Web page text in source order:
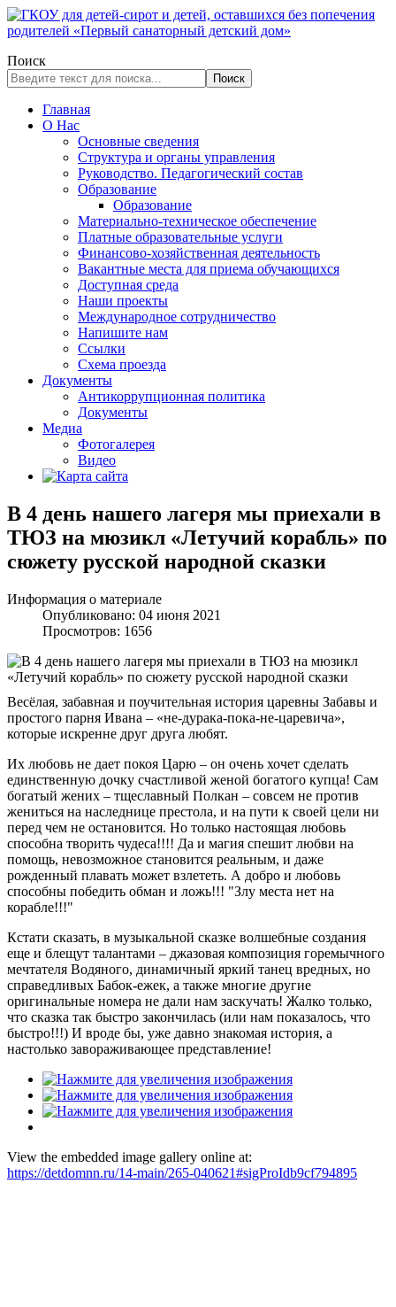
Поиск
Поиск
Главная
О Нас
Основные сведения
Структура и органы управления
Руководство. Педагогический состав
Образование
Образование
Материально-техническое обеспечение
Платные образовательные услуги
Финансово-хозяйственная деятельность
Вакантные места для приема обучающихся
Доступная среда
Наши проекты
Международное сотрудничество
Напишите нам
Ссылки
Схема проезда
Документы
Антикоррупционная политика
Документы
Медиа
Фотогалерея
Видео
В 4 день нашего лагеря мы приехали в
ТЮЗ на мюзикл «Летучий корабль» по
сюжету русской народной сказки
Информация о материале
Опубликовано: 04 июня 2021
Просмотров: 1656
Весёлая, забавная и поучительная история царевны Забавы и
простого парня Ивана – «не-дурака-пока-не-царевича»,
которые искренне друг друга любят.
Их любовь не дает покоя Царю – он очень хочет сделать
единственную дочку счастливой женой богатого купца! Сам
богатый жених – тщеславный Полкан – совсем не против
жениться на наследнице престола, и на пути к своей цели ни
перед чем не остановится. Но только настоящая любовь
способна творить чудеса!!!! Да и магия спешит любви на
помощь, невозможное становится реальным, и даже
рожденный плавать может взлететь. А добро и любовь
способны победить обман и ложь!!! "Злу места нет на
корабле!!!"
Кстати сказать, в музыкальной сказке волшебные создания
еще и блещут талантами – джазовая композиция горемычного
мечтателя Водяного, динамичный яркий танец вредных, но
справедливых Бабок-ежек, а также многие другие
оригинальные номера не дали нам заскучать! Жалко только,
что сказка так быстро закончилась (или нам показалось, что
быстро!!!) И вроде бы, уже давно знакомая история, а
настолько завораживающее представление!
View the embedded image gallery online at:
https://detdomnn.ru/14-main/265-040621#sigProIdb9cf794895